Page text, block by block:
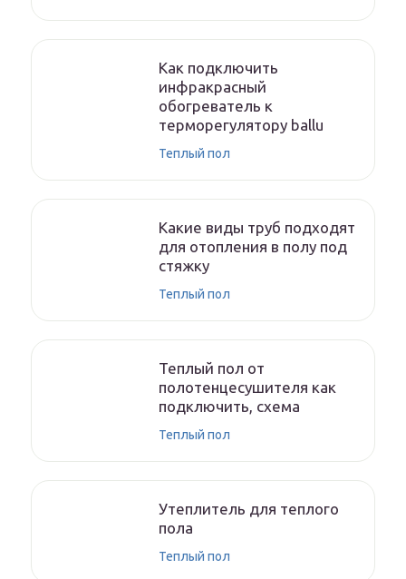
Как подключить
инфракрасный
обогреватель к
терморегулятору ballu
Теплый пол
Какие виды труб подходят
для отопления в полу под
стяжку
Теплый пол
Теплый пол от
полотенцесушителя как
подключить, схема
Теплый пол
Утеплитель для теплого
пола
Теплый пол